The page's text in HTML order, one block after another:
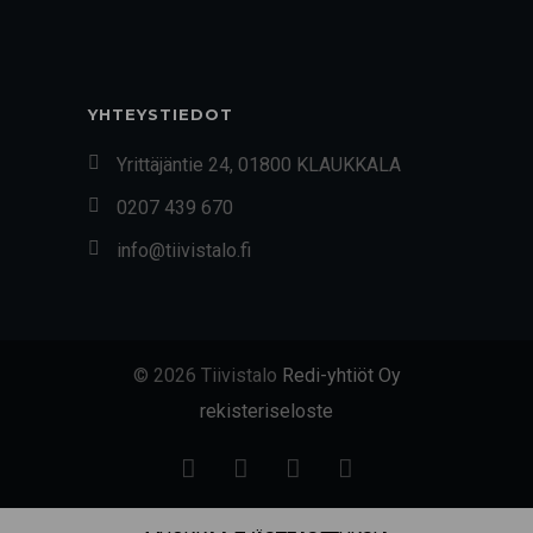
YHTEYSTIEDOT
Yrittäjäntie 24, 01800 KLAUKKALA
0207 439 670
info@tiivistalo.fi
© 2026 Tiivistalo Redi-yhtiöt Oy
rekisteriseloste